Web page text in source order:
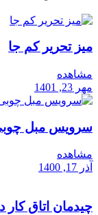
میز تحریر کم جا
مشاهده
مهر 23, 1401
سرویس مبل
مشاهده
آذر 17, 1400
چیدمان اتاق کار